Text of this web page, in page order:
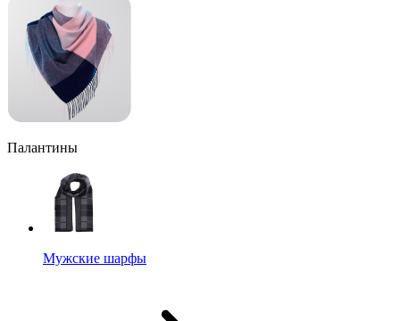
Палантины
Мужские шарфы